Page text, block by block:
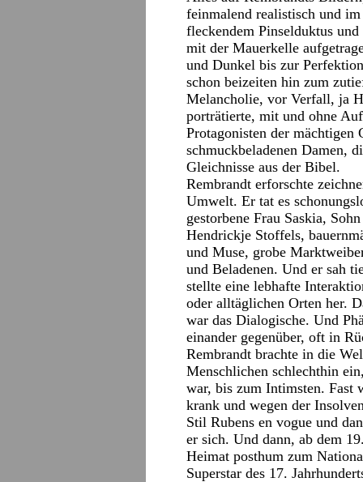
feinmalend realistisch und
fleckendem Pinselduktus
mit der Mauerkelle
und Dunkel bis zur
schon beizeiten hin zum
Melancholie, vor Verfall, ja
porträtierte, mit und ohne
Protagonisten der
schmuckbeladenen Damen,
Gleichnisse aus der Bibel.
Rembrandt erforschte
Umwelt. Er tat es
gestorbene Frau Saskia,
Hendrickje Stoffels,
und Muse, grobe
und Beladenen. Und er sah
stellte eine lebhafte
oder alltäglichen Orten her.
war das Dialogische. Und
einander gegenüber, oft in
Rembrandt brachte in die
Menschlichen schlechthin
war, bis zum Intimsten. Fast
krank und wegen der
Stil Rubens en vogue und
er sich. Und dann, ab dem
Heimat posthum zum
Superstar des 17.